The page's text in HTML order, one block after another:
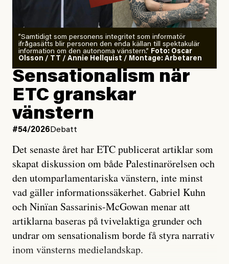
”Samtidigt som personens integritet som informatör
ifrågasätts blir personen den enda källan till spektakulär
information om den autonoma vänstern.” Foto: Oscar
Olsson / TT / Annie Hellquist / Montage: Arbetaren
Sensationalism när
ETC granskar
vänstern
#54/2026 Debatt
Det senaste året har ETC publicerat artiklar som
skapat diskussion om både Palestinarörelsen och
den utomparlamentariska vänstern, inte minst
vad gäller informationssäkerhet. Gabriel Kuhn
och Ninïan Sassarinis-McGowan menar att
artiklarna baseras på tvivelaktiga grunder och
undrar om sensationalism borde få styra narrativ
inom vänsterns medielandskap.